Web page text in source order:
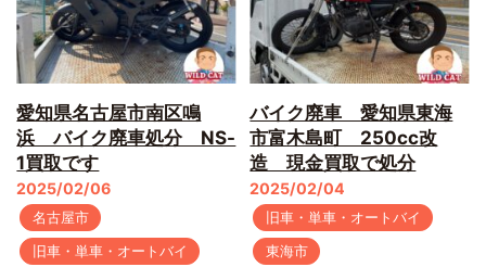
愛知県名古屋市南区鳴
浜 バイク廃車処分 NS-
1買取です
2025/02/06
名古屋市
旧車・単車・オートバイ
バイク廃車 愛知県東海
市富木島町 250cc改
造 現金買取で処分
2025/02/04
旧車・単車・オートバイ
東海市